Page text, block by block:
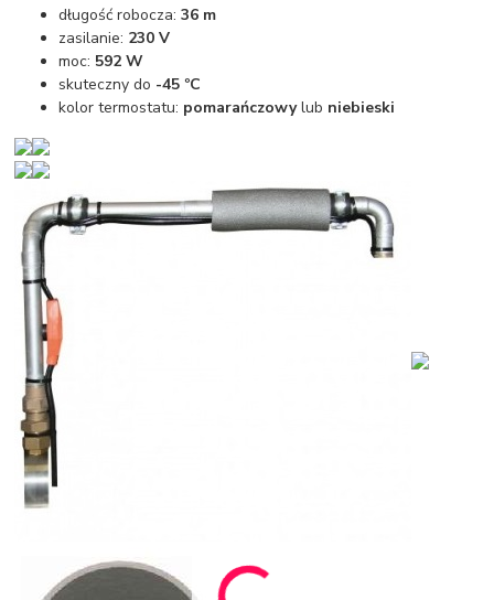
długość robocza:36 m
zasilanie: 230 V
moc: 592 W
skuteczny do -45 ºC
kolor termostatu: pomarańczowylub niebieski